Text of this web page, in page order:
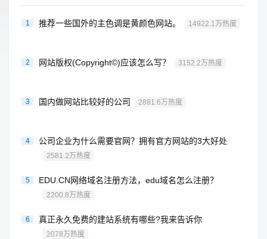
1 推荐一些国外的主色调是黄颜色网站。 14922.1万热度
2 网站版权(Copyright©)应该怎么写？ 3152.2万热度
3 国内做网站比较好的公司 2881.6万热度
4 公司企业为什么需要官网？拥有官方网站的3大好处
2581.2万热度
5 EDU.CN网络域名注册方法，edu域名怎么注册？
2200.8万热度
6 真正永久免费的建站系统有哪些?我来告诉你
2078万热度